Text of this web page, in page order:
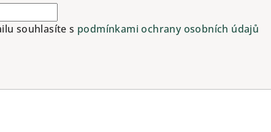
souhlasíte s podmínkami ochrany osobních údajů